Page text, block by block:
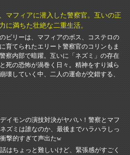
マフィアに潜入した警察官。互いの正
に満ちた壮絶な二重生活。
ビリーは、マフィアのボス、コステロの
育てられたエリート警察官のコリンもま
察内部で暗躍。互いに「ネズミ」の存在
死の恐怖が渦巻く日々。精神をすり減ら
壊していく中、二人の運命が交錯する、
イモンの演技対決がヤバい！警察とマフ
ズミは誰なのか、最後までハラハラしっ
撃的すぎて声出たw
はちょっと難しいけど、緊張感がすごく